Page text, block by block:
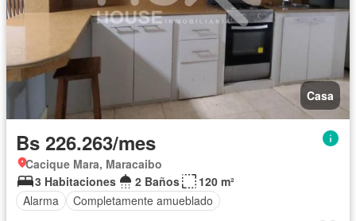
Casa
Bs 226.263/mes
Cacique Mara, Maracaibo
3 Habitaciones
2 Baños
120 m²
Alarma
Completamente amueblado